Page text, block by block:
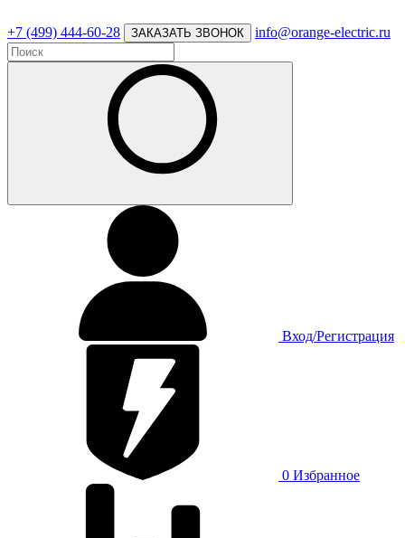
+7 (499) 444-60-28 ЗАКАЗАТЬ ЗВОНОК info@orange-electric.ru
Вход/Регистрация
0 Избранное